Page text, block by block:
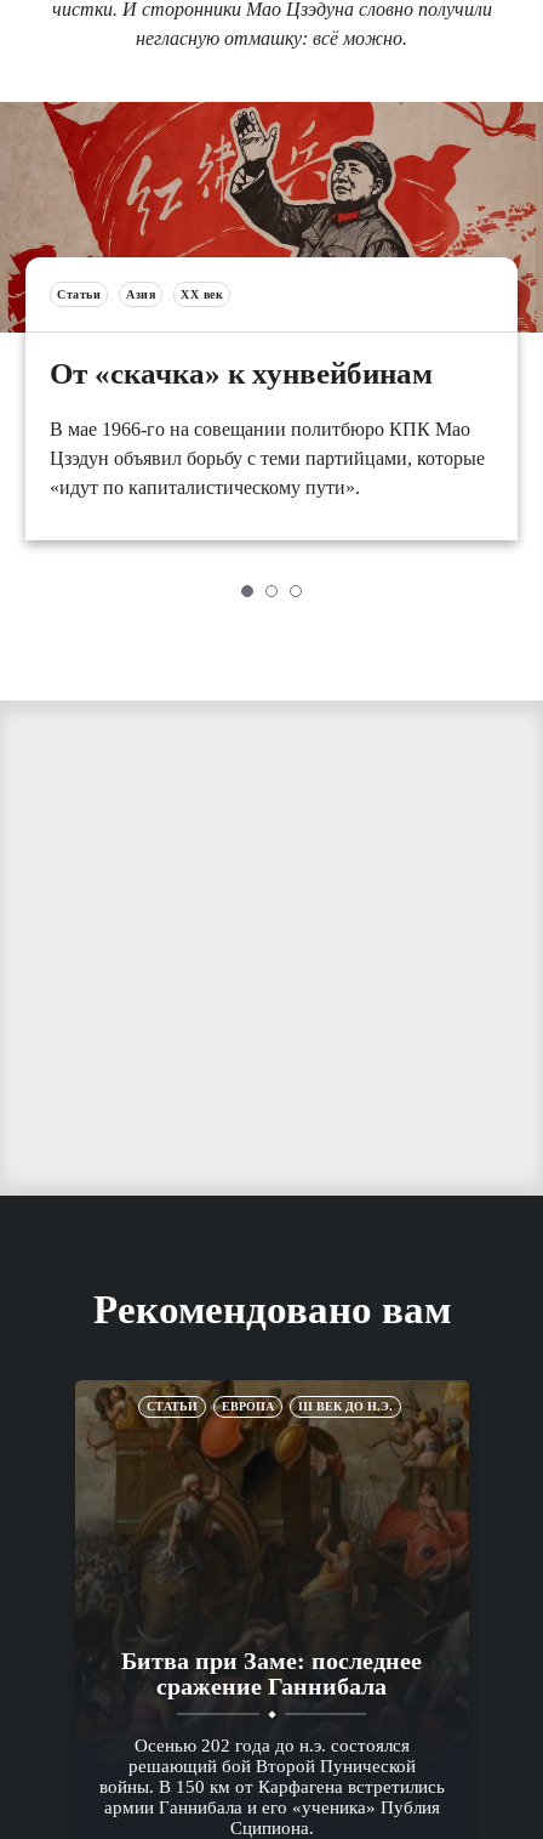
чистки. И сторонники Мао Цзэдуна словно получили
негласную отмашку: всё можно.
Статьи Азия XX век
От «скачка» к хунвейбинам
В мае 1966-го на совещании политбюро КПК Мао
Цзэдун объявил борьбу с теми партийцами, которые
«идут по капиталистическому пути».
Рекомендовано вам
СТАТЬИ ЕВРОПА III ВЕК ДО Н.Э.
Битва при Заме: последнее
сражение Ганнибала
Осенью 202 года до н.э. состоялся
решающий бой Второй Пунической
войны. В 150 км от Карфагена встретились
армии Ганнибала и его «ученика» Публия
Сципиона.